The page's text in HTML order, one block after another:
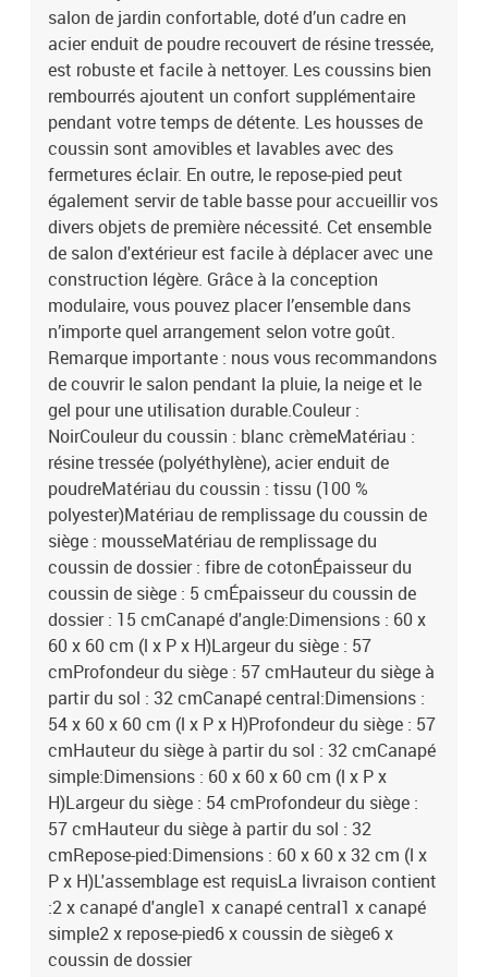
salon de jardin confortable, doté d’un cadre en
acier enduit de poudre recouvert de résine tressée,
est robuste et facile à nettoyer. Les coussins bien
rembourrés ajoutent un confort supplémentaire
pendant votre temps de détente. Les housses de
coussin sont amovibles et lavables avec des
fermetures éclair. En outre, le repose-pied peut
également servir de table basse pour accueillir vos
divers objets de première nécessité. Cet ensemble
de salon d'extérieur est facile à déplacer avec une
construction légère. Grâce à la conception
modulaire, vous pouvez placer l’ensemble dans
n’importe quel arrangement selon votre goût.
Remarque importante : nous vous recommandons
de couvrir le salon pendant la pluie, la neige et le
gel pour une utilisation durable.Couleur :
NoirCouleur du coussin : blanc crèmeMatériau :
résine tressée (polyéthylène), acier enduit de
poudreMatériau du coussin : tissu (100 %
polyester)Matériau de remplissage du coussin de
siège : mousseMatériau de remplissage du
coussin de dossier : fibre de cotonÉpaisseur du
coussin de siège : 5 cmÉpaisseur du coussin de
dossier : 15 cmCanapé d'angle:Dimensions : 60 x
60 x 60 cm (l x P x H)Largeur du siège : 57
cmProfondeur du siège : 57 cmHauteur du siège à
partir du sol : 32 cmCanapé central:Dimensions :
54 x 60 x 60 cm (l x P x H)Profondeur du siège : 57
cmHauteur du siège à partir du sol : 32 cmCanapé
simple:Dimensions : 60 x 60 x 60 cm (l x P x
H)Largeur du siège : 54 cmProfondeur du siège :
57 cmHauteur du siège à partir du sol : 32
cmRepose-pied:Dimensions : 60 x 60 x 32 cm (l x
P x H)L'assemblage est requisLa livraison contient
:2 x canapé d'angle1 x canapé central1 x canapé
simple2 x repose-pied6 x coussin de siège6 x
coussin de dossier